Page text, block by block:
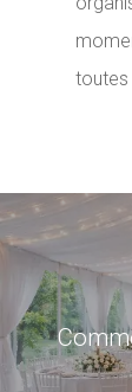
toutes